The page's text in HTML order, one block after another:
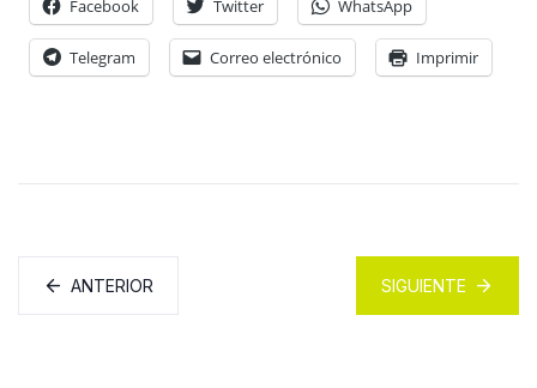
Facebook Twitter WhatsApp
Telegram Correo electrónico Imprimir
ANTERIOR SIGUIENTE